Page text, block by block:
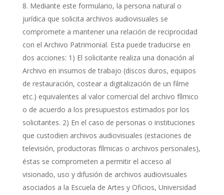
Mediante este formulario, la persona natural o
jurídica que solicita archivos audiovisuales se
compromete a mantener una relación de reciprocidad
con el Archivo Patrimonial. Esta puede traducirse en
dos acciones: 1) El solicitante realiza una donación al
Archivo en insumos de trabajo (discos duros, equipos
de restauración, costear a digitalización de un filme
etc.) equivalentes al valor comercial del archivo fílmico
o de acuerdo a los presupuestos estimados por los
solicitantes. 2) En el caso de personas o instituciones
que custodien archivos audiovisuales (estaciones de
televisión, productoras fílmicas o archivos personales),
éstas se comprometen a permitir el acceso al
visionado, uso y difusión de archivos audiovisuales
asociados a la Escuela de Artes y Oficios, Universidad